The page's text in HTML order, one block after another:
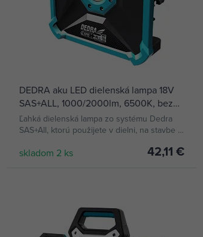
DEDRA aku LED dielenská lampa 18V
SAS+ALL, 1000/2000lm, 6500K, bez
batérie, DED7071
Ľahká dielenská lampa zo systému Dedra
SAS+All, ktorú použijete v dielni, na stavbe aj
skladom 2 ks 42,11 €